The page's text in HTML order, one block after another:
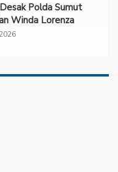
Polda Sumut
Winda Lorenza